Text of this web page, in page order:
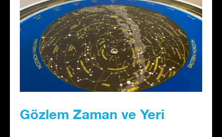
Gözlem Zaman ve Yeri